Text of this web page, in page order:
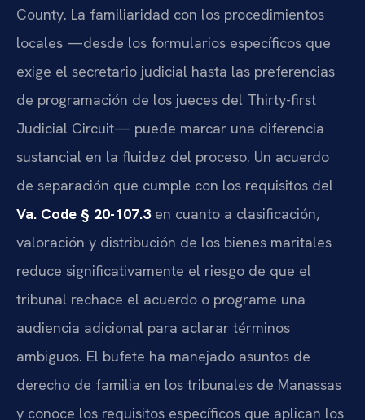
County. La familiaridad con los procedimientos
locales —desde los formularios específicos que
exige el secretario judicial hasta las preferencias
de programación de los jueces del Thirty-first
Judicial Circuit— puede marcar una diferencia
sustancial en la fluidez del proceso. Un acuerdo
de separación que cumple con los requisitos del
Va. Code § 20-107.3en cuanto a clasificación,
valoración y distribución de los bienes maritales
reduce significativamente el riesgo de que el
tribunal rechace el acuerdo o programe una
audiencia adicional para aclarar términos
ambiguos. El bufete ha manejado asuntos de
derecho de familia en los tribunales de Manassas
y conoce los requisitos específicos que aplican los